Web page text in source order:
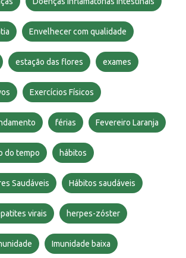
Envelhecer com qualidade
estação das flores exames
Exercícios Físicos
férias Fevereiro Laranja
do tempo hábitos
Saudáveis Hábitos saudáveis
virais herpes-zóster
Imunidade baixa